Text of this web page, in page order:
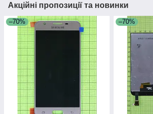
Акційні пропозиції та новинки
–70% –70%